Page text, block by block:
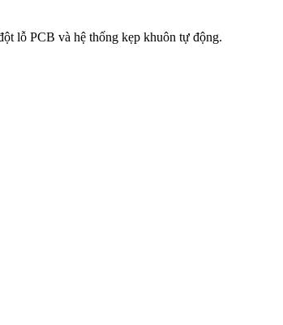
lỗ PCB và hệ thống kẹp khuôn tự động.